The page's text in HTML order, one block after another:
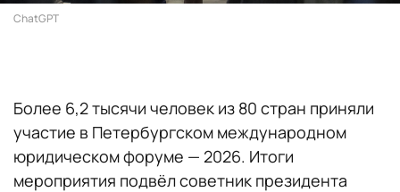
ChatGPT
Более 6,2 тысячи человек из 80 стран приняли
участие в Петербургском международном
юридическом форуме — 2026. Итоги
мероприятия подвёл советник президента